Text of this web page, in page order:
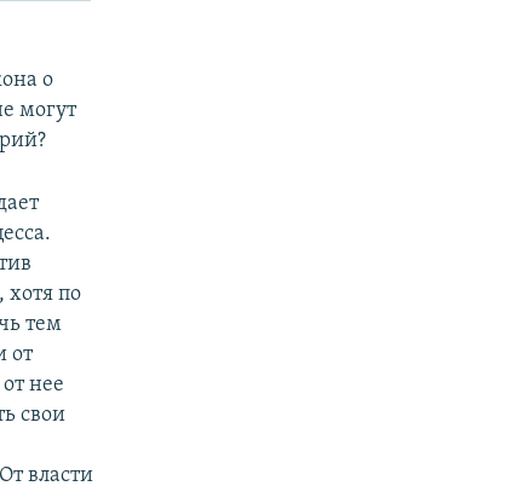
о
могут
хотя по
тем
от
нее
свои
власти